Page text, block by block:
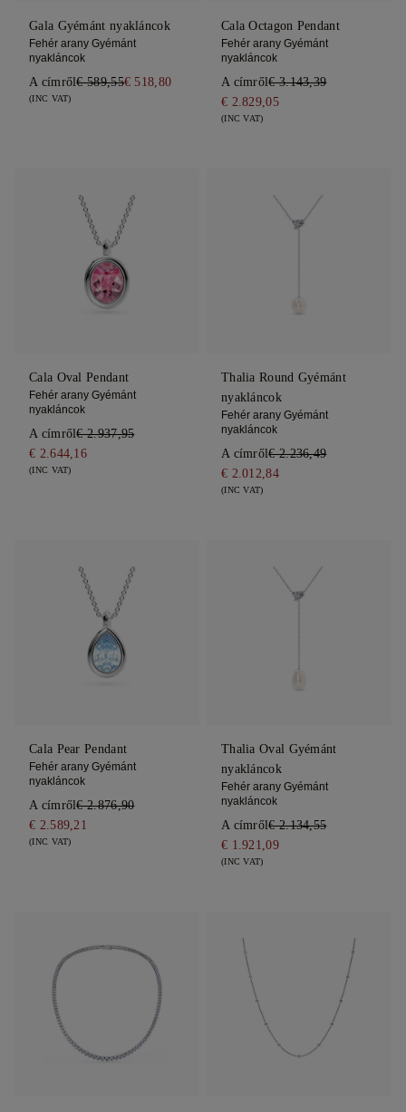
Gala Gyémánt nyakláncok
Fehér arany Gyémánt
nyakláncok
A címről€ 589,55€ 518,80
(INC VAT)
Cala Octagon Pendant
Fehér arany Gyémánt
nyakláncok
A címről€ 3.143,39
€ 2.829,05
(INC VAT)
Cala Oval Pendant
Fehér arany Gyémánt
nyakláncok
A címről€ 2.937,95
€ 2.644,16
(INC VAT)
Thalia Round Gyémánt
nyakláncok
Fehér arany Gyémánt
nyakláncok
A címről€ 2.236,49
€ 2.012,84
(INC VAT)
Cala Pear Pendant
Fehér arany Gyémánt
nyakláncok
A címről€ 2.876,90
€ 2.589,21
(INC VAT)
Thalia Oval Gyémánt
nyakláncok
Fehér arany Gyémánt
nyakláncok
A címről€ 2.134,55
€ 1.921,09
(INC VAT)